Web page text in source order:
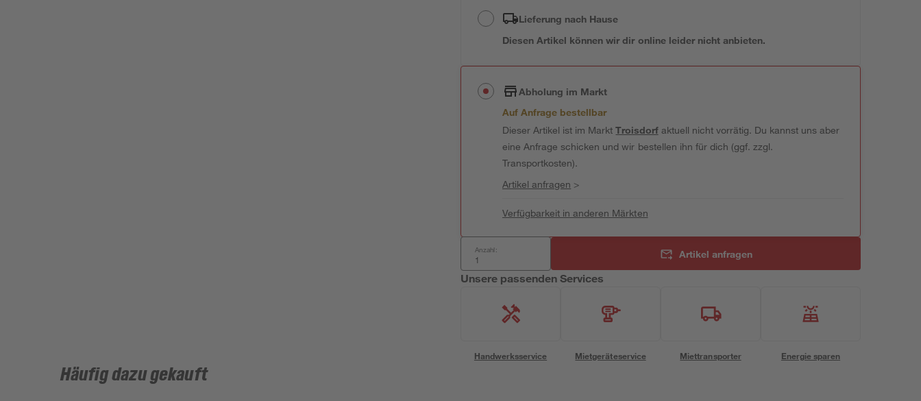
Lieferung nach Hause
Diesen Artikel können wir dir online leider nicht anbieten.
Abholung im Markt
Auf Anfrage bestellbar
Dieser Artikel ist im MarktTroisdorfaktuell nicht vorrätig. Du kannst uns aber
eine Anfrage schicken und wir bestellen ihn für dich (ggf. zzgl.
Transportkosten).
Artikel anfragen >
Verfügbarkeit in anderen Märkten
Anzahl: Artikel anfragen
Unsere passenden Services
Handwerksservice Mietgeräteservice Miettransporter Energie sparen
Häufig dazu gekauft